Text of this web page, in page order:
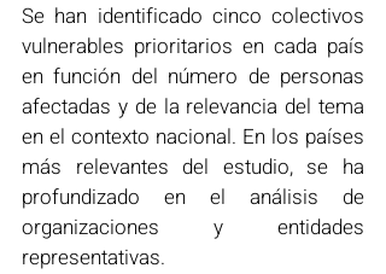
Se han identificado cinco colectivos
vulnerables prioritarios en cada país
en función del número de personas
afectadas y de la relevancia del tema
en el contexto nacional. En los países
más relevantes del estudio, se ha
profundizado en el análisis de
organizaciones y entidades
representativas.